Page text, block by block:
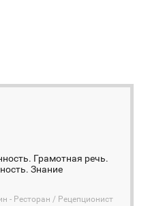
Грамотная речь.
Знание
- Ресторан / Рецепционист